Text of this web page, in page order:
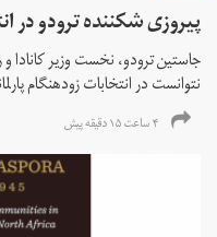
پیروزی شکننده ترودو در
جاستین ترودو، نخست وزیر کانادا
نتوانست در انتخابات زود‌هنگام
۴ ساعت ۱۵ دقیقه پیش